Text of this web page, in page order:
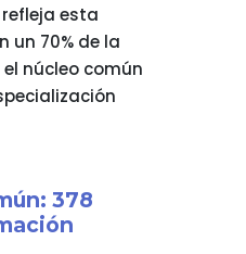
esta
un 70% de la
núcleo común
378